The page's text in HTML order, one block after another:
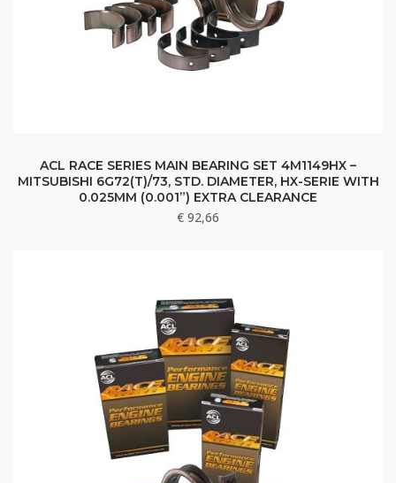
ACL RACE SERIES MAIN BEARING SET 4M1149HX –
MITSUBISHI 6G72(T)/73, STD. DIAMETER, HX-SERIE WITH
0.025MM (0.001”) EXTRA CLEARANCE
€ 92,66